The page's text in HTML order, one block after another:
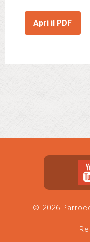
Apri il PDF
© 2026